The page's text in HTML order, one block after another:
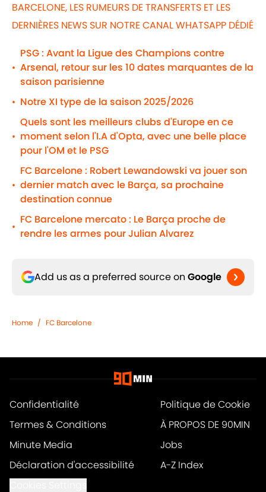
BARCELONE, LES RUMEURS DE TRANSFERTS ET LES
DERNIÈRES NEWS SUR NOTRE CANAL WHATSAPP DÉDIÉ
•
PSG : Avant la Ligue des Champions contre
Arsenal, retour sur les 10 dates marquantes de la
saison parisienne
• Notre XI type de la saison 2025/2026
•
Quels sont les meilleurs clubs d'Europe en ce
moment selon l'I.A d'Opta, avec une belle place
pour l'OM et le PSG
•
FC Barcelone : Robert Lewandowski va jouer son
dernier match avec le Barça, sa prochaine
destination connue
•
FC Barcelone mercato : Le Barça proche de
rendre les armes pour Julian Alvarez
Add us as a preferred source on Google
Home / FC Barcelone
Confidentialité
Politique de Cookie
Termes & Conditions
À PROPOS DE 90MIN
Minute Media
Jobs
Déclaration d'accessibilité
A-Z Index